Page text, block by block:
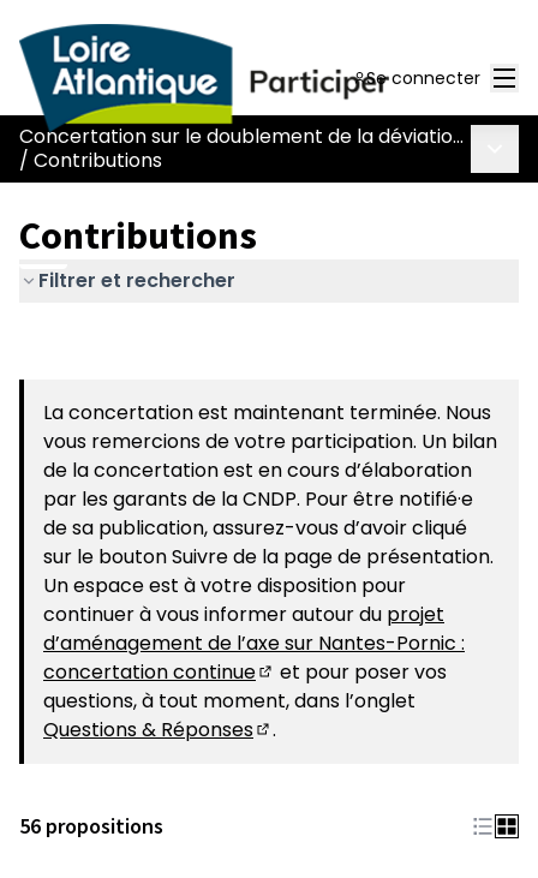
Se connecter
Concertation sur le doublement de la déviation de Chaumes-en-Retz - route Nantes-Pornic
/ Contributions
Contributions
Filtrer et rechercher
La concertation est maintenant terminée. Nous
vous remercions de votre participation. Un bilan
de la concertation est en cours d’élaboration
par les garants de la CNDP. Pour être notifié·e
de sa publication, assurez-vous d’avoir cliqué
sur le bouton Suivre de la page de présentation.
Un espace est à votre disposition pour
continuer à vous informer autour du projet
d’aménagement de l’axe sur Nantes-Pornic :
concertation continue
(S'ouvre dans un nouvel
et pour poser vos
questions, à tout moment, dans l’onglet
Questions & Réponses
.
56 propositions